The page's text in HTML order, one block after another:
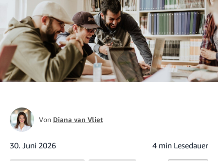
Von Diana van Vliet
30. Juni 2026 4 min Lesedauer